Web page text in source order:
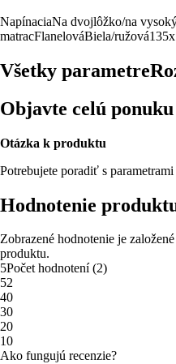
NapínaciaNa dvojlôžko/na
matracFlanelováBiela/ružová
Všetky parametre
Objavte celú
Otázka k produktu
Potrebujete poradiť s
Hodnotenie
Zobrazené hodnotenie je
produktu.
5Počet hodnotení(2)
52
40
30
20
10
Ako fungujú recenzie?